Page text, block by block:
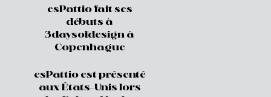
esPattio fait ses
débuts à
3daysofdesign à
Copenhague
esPattio est présenté
aux États-Unis lors